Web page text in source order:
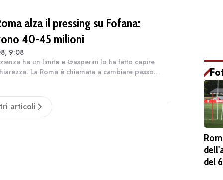
alza il pressing su Fofana:
40-45 milioni
9:08
ha un limite e Gasperini lo ha fatto capire
La Roma è chiamata a cambiare passo
articoli
del